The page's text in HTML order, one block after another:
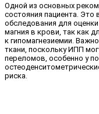
Одной из основных
состояния пациента. Это
обследования для
магния в крови, так как
к гипомагнезиемии.
ткани, поскольку ИПП
переломов, особенно у
риска.